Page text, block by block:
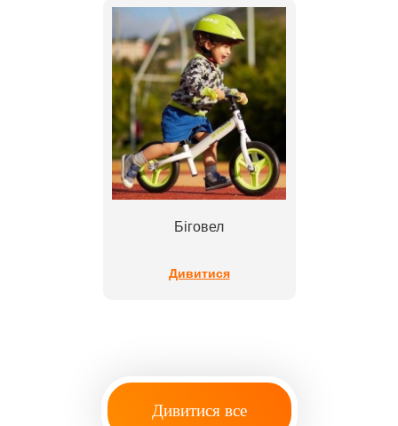
Біговел
Дивитися
Дивитися все